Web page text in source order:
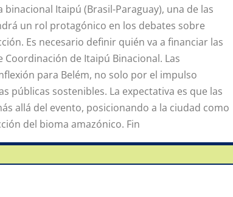
Itaipú (Brasil-Paraguay), una de las
un rol protagónico en los debates sobre
Es necesario definir quién va a financiar las
de Itaipú Binacional. Las
para Belém, no solo por el impulso
sostenibles. La expectativa es que las
allá del evento, posicionando a la ciudad como
del bioma amazónico. Fin